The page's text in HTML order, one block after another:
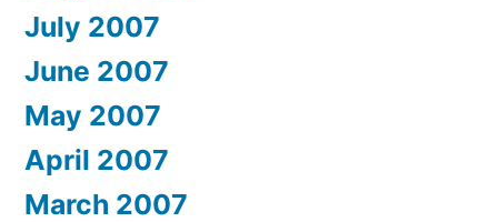
July 2007
June 2007
May 2007
April 2007
March 2007